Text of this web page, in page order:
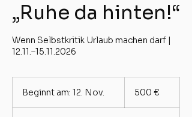
„Ruhe da hinten!“
Wenn Selbstkritik Urlaub machen darf |
12.11.–15.11.2026
Beginnt am: 12. Nov. 500 €